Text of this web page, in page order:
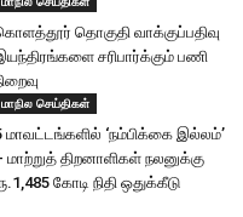
தொகுதி வாக்குப்பதிவு
சரிபார்க்கும் பணி
மாநில செய்திகள்
மாவட்டங்களில் ‘நம்பிக்கை இல்லம்’
மாற்றுத் திறனாளிகள் நலனுக்கு
கோடி நிதி ஒதுக்கீடு